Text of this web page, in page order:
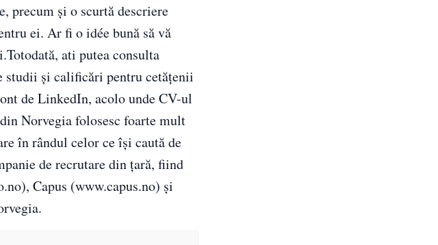
precum și o scurtă descriere
ei. Ar fi o idée bună să vă
ati putea consulta
studii și calificări pentru cetățenii
de LinkedIn, acolo unde CV-ul
Norvegia folosesc foarte mult
în rândul celor ce își caută de
de recrutare din țară, fiind
Capus (www.capus.no) și